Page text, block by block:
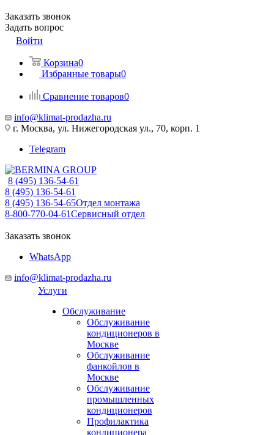
Заказать звонок
Задать вопрос
Войти
Корзина0
Избранные товары0
Сравнение товаров0
info@klimat-prodazha.ru
г. Москва, ул. Нижегородская ул., 70, корп. 1
Telegram
8 (495) 136-54-61
8 (495) 136-54-61
8 (495) 136-54-65Отдел монтажа
8-800-770-04-61Сервисный отдел
Заказать звонок
WhatsApp
info@klimat-prodazha.ru
Услуги
Обслуживание
Обслуживание
кондиционеров в
Москве
Обслуживание
фанкойлов в
Москве
Обслуживание
промышленных
кондиционеров
Профилактика
кондиционера